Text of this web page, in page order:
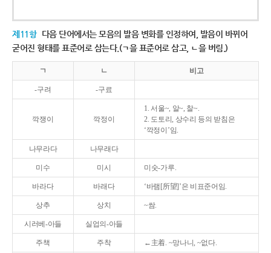
제11항 다음 단어에서는 모음의 발음 변화를 인정하여, 발음이 바뀌어
굳어진 형태를 표준어로 삼는다.(ㄱ을 표준어로 삼고, ㄴ을 버림.)
ㄱ ㄴ 비고
-구려 -구료
깍쟁이 깍정이
1. 서울~, 알~, 찰~.
2. 도토리, 상수리 등의 받침은
‘깍정이’임.
나무라다 나무래다
미수 미시 미숫-가루.
바라다 바래다 ‘바램[所望]’은 비표준어임.
상추 상치 ~쌈.
시러베-아들 실업의-아들
주책 주착 ←主着. ~망나니, ~없다.